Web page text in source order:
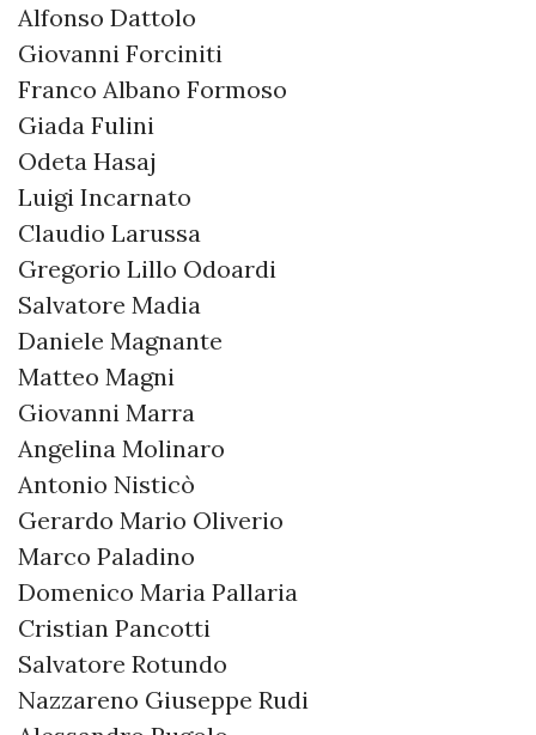
Alfonso Dattolo
Giovanni Forciniti
Franco Albano Formoso
Giada Fulini
Odeta Hasaj
Luigi Incarnato
Claudio Larussa
Gregorio Lillo Odoardi
Salvatore Madia
Daniele Magnante
Matteo Magni
Giovanni Marra
Angelina Molinaro
Antonio Nisticò
Gerardo Mario Oliverio
Marco Paladino
Domenico Maria Pallaria
Cristian Pancotti
Salvatore Rotundo
Nazzareno Giuseppe Rudi